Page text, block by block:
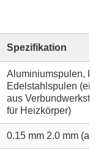
Spezifikation
Aluminiumspulen,
Edelstahlspulen
aus
für Heizkörper)
0.15 mm 2.0 mm